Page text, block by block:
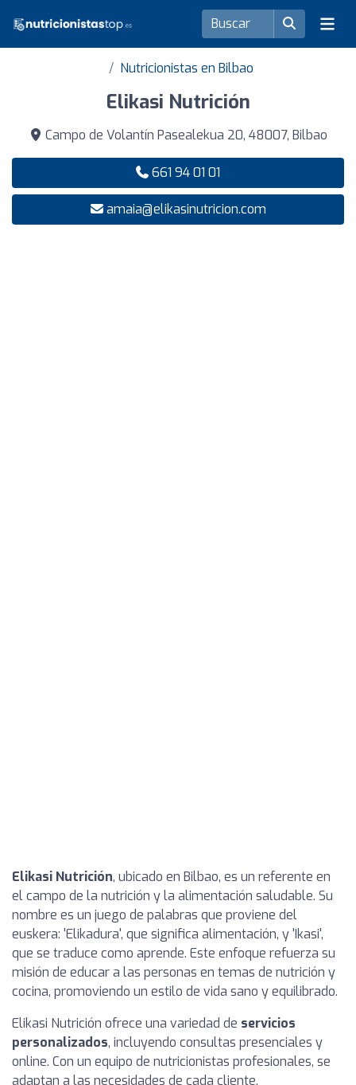
Nutricionistas en Bilbao
Elikasi Nutrición
Campo de Volantín Pasealekua 20, 48007, Bilbao
661 94 01 01
amaia@elikasinutricion.com
Elikasi Nutrición, ubicado en Bilbao, es un referente en
el campo de la nutrición y la alimentación saludable. Su
nombre es un juego de palabras que proviene del
euskera: 'Elikadura', que significa alimentación, y 'Ikasi',
que se traduce como aprende. Este enfoque refuerza su
misión de educar a las personas en temas de nutrición y
cocina, promoviendo un estilo de vida sano y equilibrado.
Elikasi Nutrición ofrece una variedad de servicios
personalizados, incluyendo consultas presenciales y
online. Con un equipo de nutricionistas profesionales, se
adaptan a las necesidades de cada cliente,